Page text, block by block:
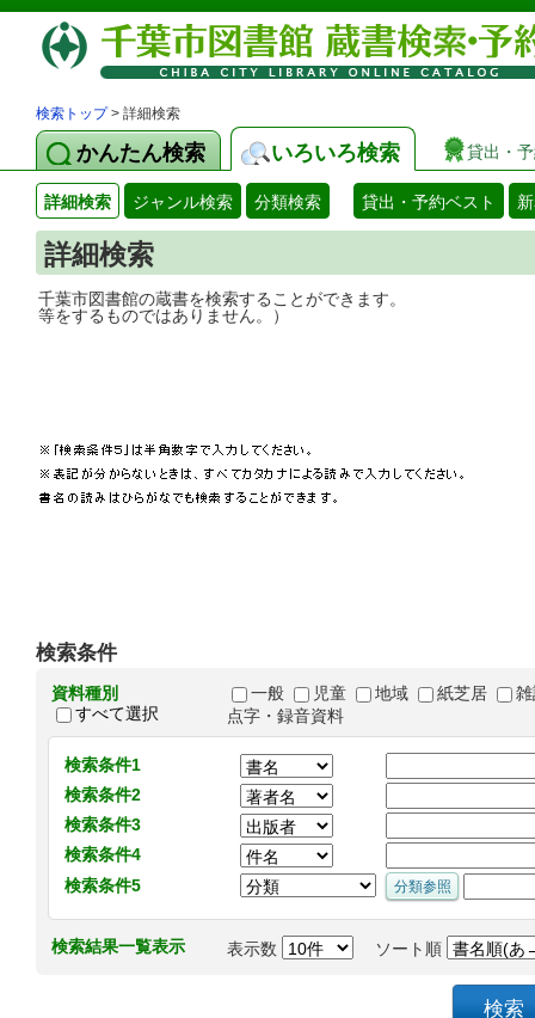
検索トップ> 詳細検索
かんたん検索 いろいろ検索 貸出・
詳細検索 ジャンル検索 分類検索 貸出・予約ベスト
詳細検索
千葉市図書館の蔵書を検索することがで
等をするものではありません。）
検索条件
資料種別
すべて選択
一般 児童 地域 紙芝居
点字・録音資料
検索条件1
検索条件2
検索条件3
検索条件4
検索条件5
検索結果一覧表示 表示数 ソート順